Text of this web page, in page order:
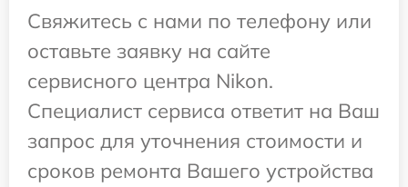
Свяжитесь с нами по телефону или
оставьте заявку на сайте
сервисного центра Nikon.
Специалист сервиса ответит на Ваш
запрос для уточнения стоимости и
сроков ремонта Вашего устройства